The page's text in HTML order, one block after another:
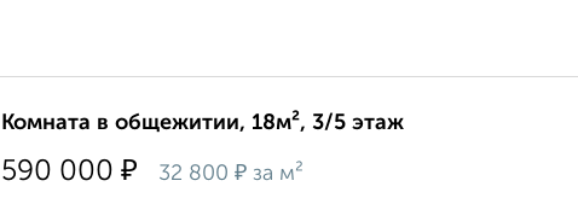
Комната в общежитии, 18м², 3/5 этаж
590 000 ₽ 32 800 ₽ за м²